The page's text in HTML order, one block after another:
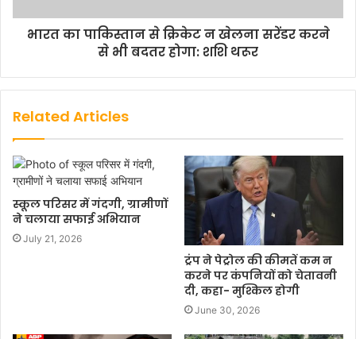
भारत का पाकिस्तान से क्रिकेट न खेलना सरेंडर करने
से भी बदतर होगा: शशि थरूर
Related Articles
स्कूल परिसर में गंदगी, ग्रामीणों
ने चलाया सफाई अभियान
July 21, 2026
ट्रंप ने पेट्रोल की कीमतें कम न
करने पर कंपनियों को चेतावनी
दी, कहा- मुश्किल होगी
June 30, 2026